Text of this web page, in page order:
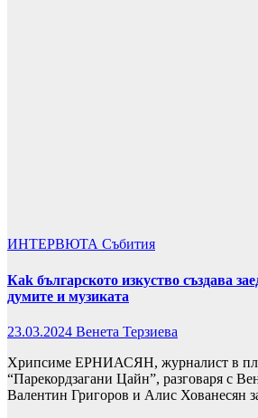
ИНТЕРВЮТА Събития
Кak българското изкуство създава
думите и музиката
23.03.2024 Венета Терзиева
Хрипсиме ЕРНИАСЯН, журналист в
“Парекордзагани Цайн”, разговаря с
Валентин Григоров и Алис Хованесян